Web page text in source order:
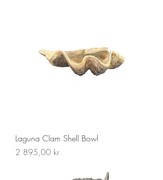
Laguna Clam Shell Bowl
Pris
2 895,00 kr